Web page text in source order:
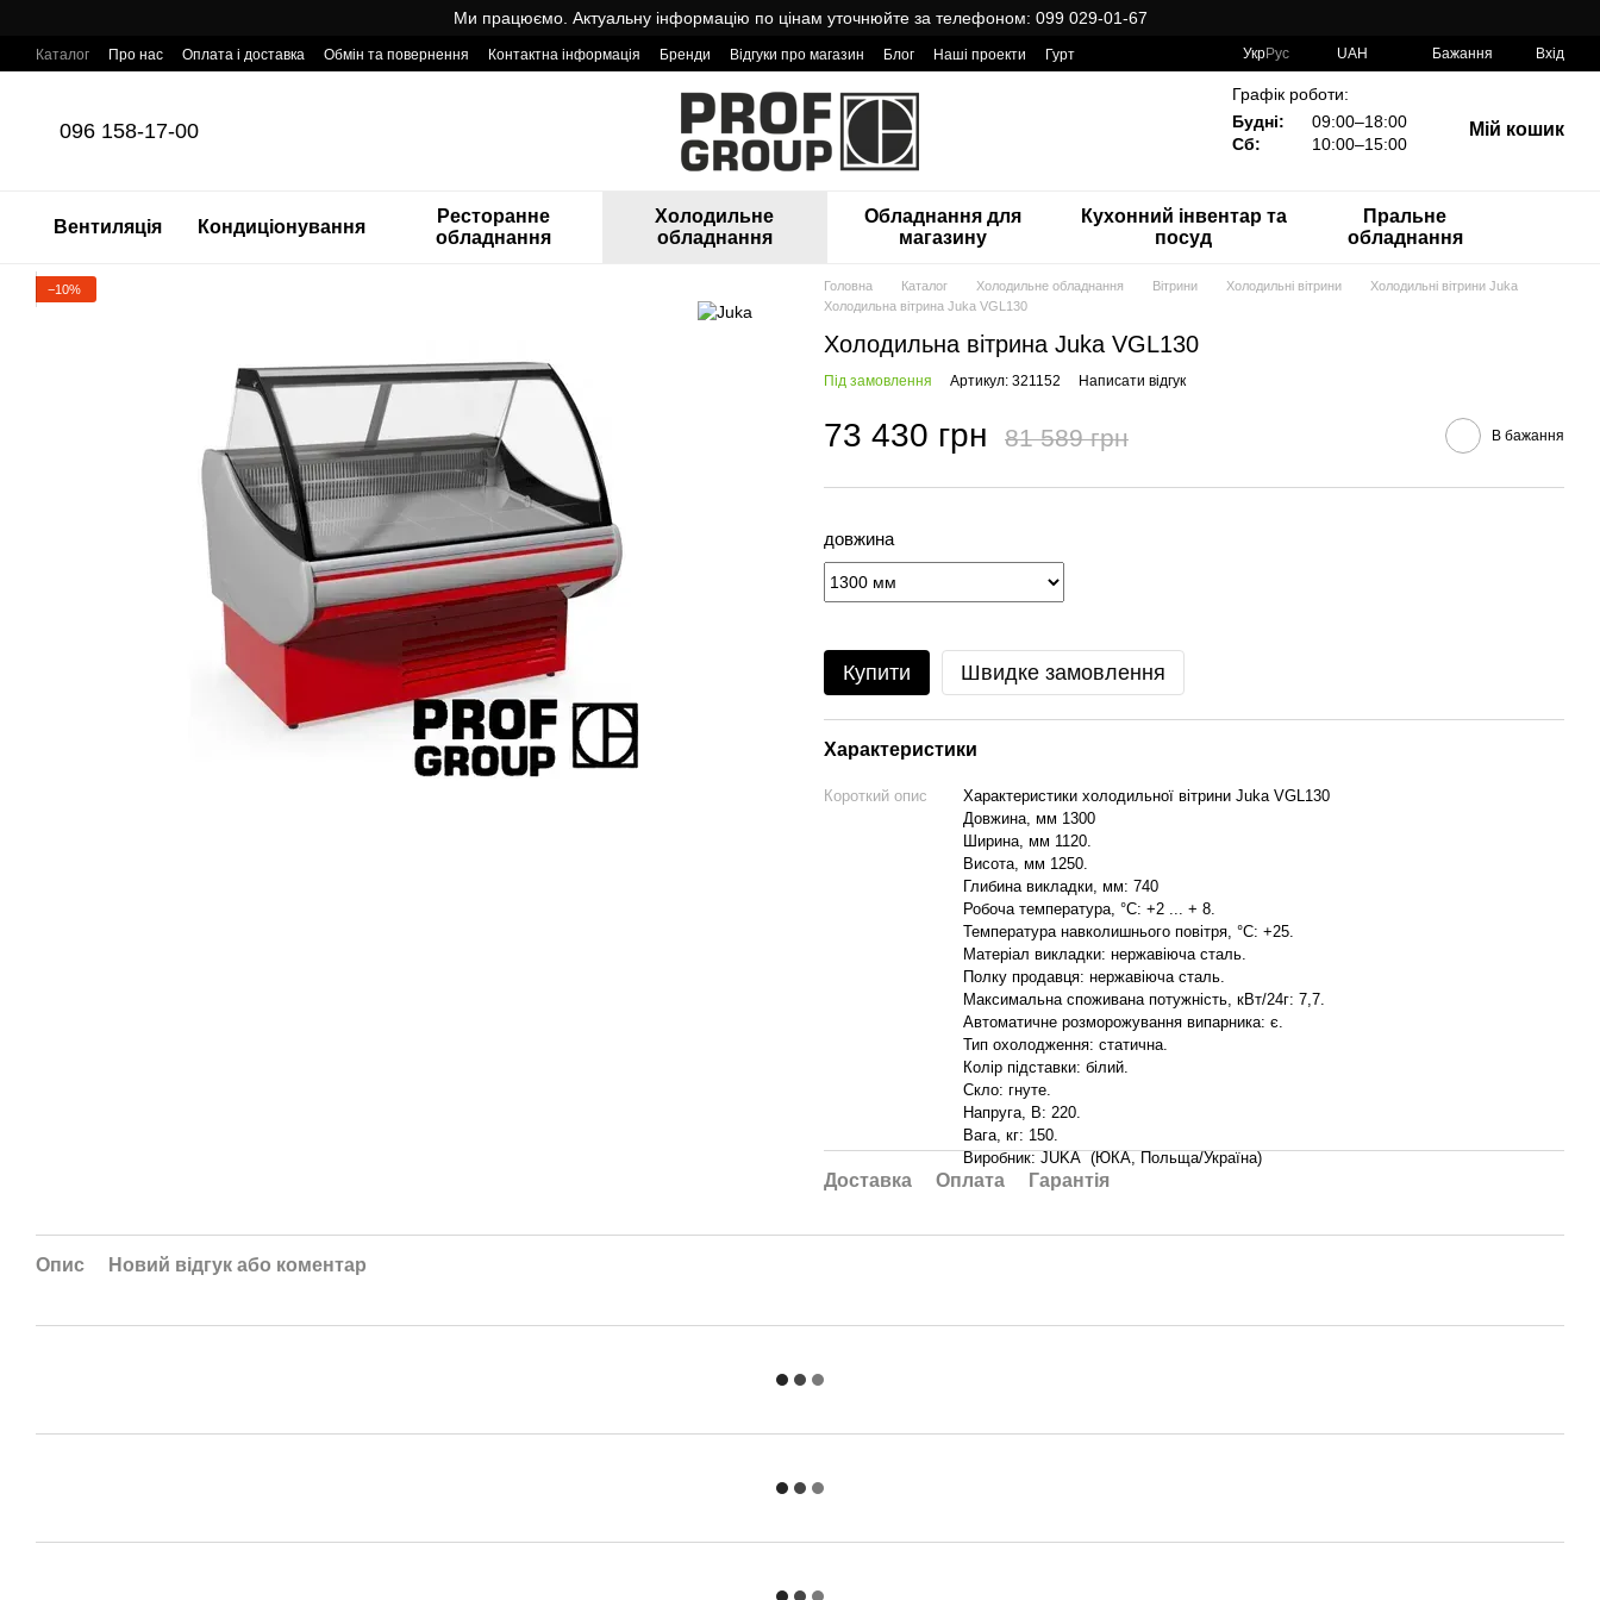
Ми працюємо. Актуальну інформацію по цінам уточнюйте за телефоном: 099 029-01-67
Каталог Про нас Оплата і доставка Обмін та повернення Контактна інформація Бренди Відгуки про магазин Блог Наші проекти
Гурт
УкрРус UAH Бажання Вхід
096 158-17-00
Графік роботи:
Будні:
09:00–18:00
Сб:
10:00–15:00
Мій кошик
Вентиляція Кондиціонування
Ресторанне
обладнання
Холодильне
обладнання
Обладнання для
магазину
Кухонний інвентар та
посуд
Пральне
обладнання
−10% Головна Каталог Холодильне обладнання Вітрини Холодильні вітрини
Холодильні вітрини Juka
Холодильна вітрина Juka VGL130
Холодильна вітрина Juka VGL130
Під замовлення Артикул: 321152 Написати відгук
73 430 грн 81 589 грн В бажання
довжина
Купити Швидке замовлення
Характеристики
Короткий опис
Характеристики холодильної вітрини Juka VGL130
Довжина, мм 1300
Ширина, мм 1120.
Висота, мм 1250.
Глибина викладки, мм: 740
Робоча температура, °С: +2 ... + 8.
Температура навколишнього повітря, °С: +25.
Матеріал викладки: нержавіюча сталь.
Полку продавця: нержавіюча сталь.
Максимальна споживана потужність, кВт/24г: 7,7.
Автоматичне розморожування випарника: є.
Тип охолодження: статична.
Колір підставки: білий.
Скло: гнуте.
Напруга, В: 220.
Вага, кг: 150.
Виробник: JUKA (ЮКА, Польща/Україна)
Доставка Оплата Гарантія
Опис Новий відгук або коментар